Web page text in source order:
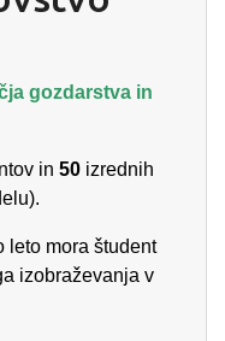
gozdarstva in
in 50 izrednih
leto mora študent
izobraževanja v